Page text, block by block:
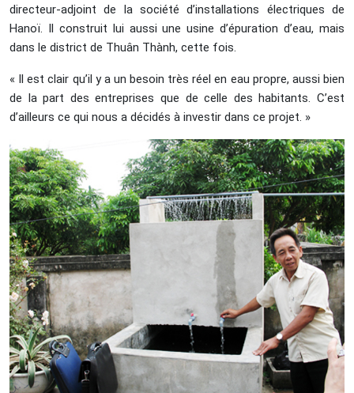
directeur-adjoint de la société d’installations électriques de
Hanoï. Il construit lui aussi une usine d’épuration d’eau, mais
dans le district de Thuân Thành, cette fois.
« Il est clair qu’il y a un besoin très réel en eau propre, aussi bien
de la part des entreprises que de celle des habitants. C’est
d’ailleurs ce qui nous a décidés à investir dans ce projet. »